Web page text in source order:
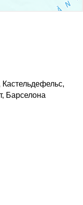
Барселона